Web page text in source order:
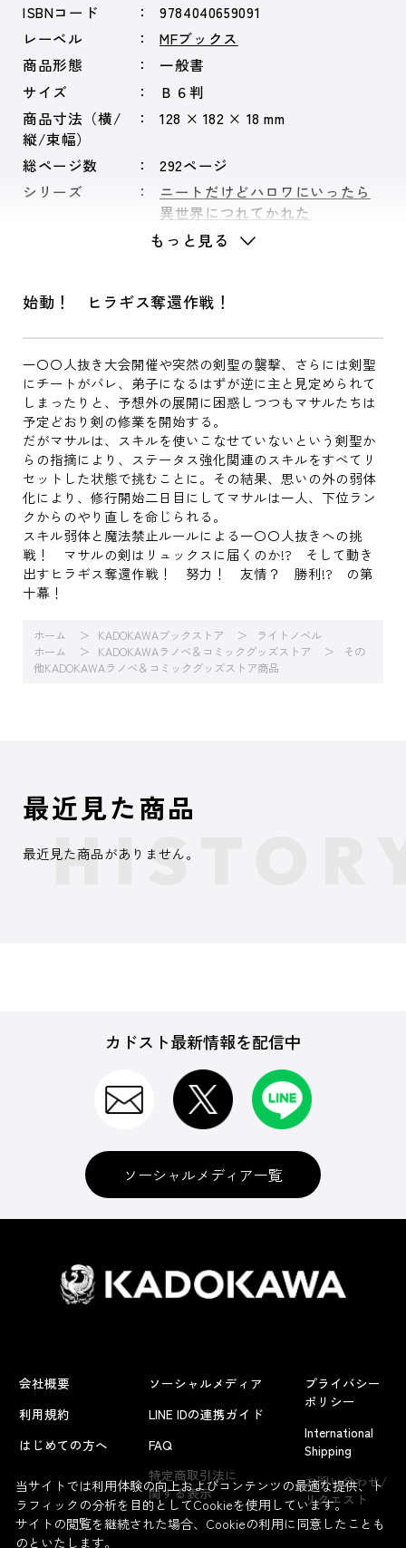
ISBNコード
9784040659091
レーベル
MFブックス
商品形態
一般書
サイズ
Ｂ６判
商品寸法（横/
縦/束幅）
128 × 182 × 18 mm
総ページ数
292ページ
シリーズ
ニートだけどハロワにいったら
異世界につれてかれた
もっと見る
始動！ ヒラギス奪還作戦！
一〇〇人抜き大会開催や突然の剣聖の襲撃、さらには剣聖
にチートがバレ、弟子になるはずが逆に主と見定められて
しまったりと、予想外の展開に困惑しつつもマサルたちは
予定どおり剣の修業を開始する。
だがマサルは、スキルを使いこなせていないという剣聖か
らの指摘により、ステータス強化関連のスキルをすべてリ
セットした状態で挑むことに。その結果、思いの外の弱体
化により、修行開始二日目にしてマサルは一人、下位ラン
クからのやり直しを命じられる。
スキル弱体と魔法禁止ルールによる一〇〇人抜きへの挑
戦！ マサルの剣はリュックスに届くのか!? そして動き
出すヒラギス奪還作戦！ 努力！ 友情？ 勝利!? の第
十幕！
ホーム KADOKAWAブックストア
ライトノベル
ホーム
KADOKAWAラノベ＆コミックグッズストア
その
他KADOKAWAラノベ＆コミックグッズストア商品
よくあるお問い合わせ
最近見た商品
最近見た商品がありません。
カドスト最新情報を配信中
ソーシャルメディア一覧
会社概要
利用規約
はじめての方へ
ソーシャルメディア
LINE IDの連携ガイド
FAQ
特定商取引法に
関する表示
プライバシー
ポリシー
International
Shipping
お問い合わせ/
リクエスト
当サイトでは利用体験の向上およびコンテンツの最適な提供、ト
ラフィックの分析を目的としてCookieを使用しています。
サイトの閲覧を継続された場合、Cookieの利用に同意したことも
のといたします。